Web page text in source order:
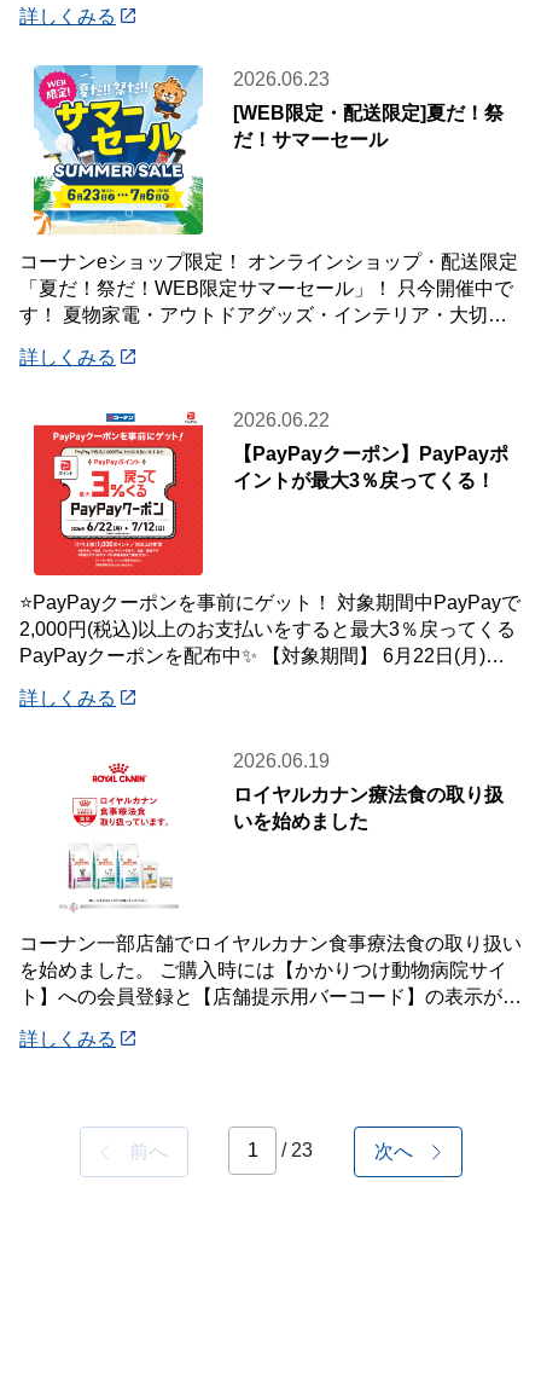
詳しくみる
2026.06.23
[WEB限定・配送限定]夏だ！祭
だ！サマーセール
コーナンeショップ限定！ オンラインショップ・配送限定
「夏だ！祭だ！WEB限定サマーセール」！ 只今開催中で
す！ 夏物家電・アウトドアグッズ・インテリア・大切な
詳しくみる
2026.06.22
【PayPayクーポン】PayPayポ
イントが最大3％戻ってくる！
⭐PayPayクーポンを事前にゲット！ 対象期間中PayPayで
2,000円(税込)以上のお支払いをすると最大3％戻ってくる
PayPayクーポンを配布中✨ 【対象期間】 6月22日(月)～7
詳しくみる
2026.06.19
ロイヤルカナン療法食の取り扱
いを始めました
コーナン一部店舗でロイヤルカナン食事療法食の取り扱い
を始めました。 ご購入時には【かかりつけ動物病院サイ
ト】への会員登録と【店舗提示用バーコード】の表示が必
詳しくみる
前へ / 23 次へ